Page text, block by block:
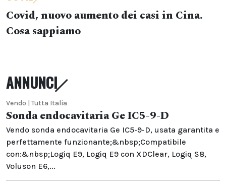
Covid, nuovo aumento dei casi in Cina.
Cosa sappiamo
ANNUNCI
Vendo | Tutta Italia
Sonda endocavitaria Ge IC5-9-D
Vendo sonda endocavitaria Ge IC5-9-D, usata garantita e
perfettamente funzionante;&nbsp;Compatibile
con:&nbsp;Logiq E9, Logiq E9 con XDClear, Logiq S8,
Voluson E6,...